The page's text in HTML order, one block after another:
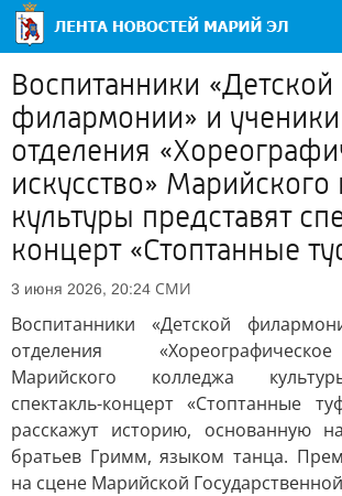
Воспитанники «Детской
филармонии» и ученики
отделения
искусство»
культуры представят
концерт «Стоптанные
3 июня 2026, 20:24 СМИ
Воспитанники «Детской
отделения
Марийского колледжа
спектакль-концерт «Стоптанные
расскажут историю, основанную
братьев Гримм, языком танца.
на сцене Марийской